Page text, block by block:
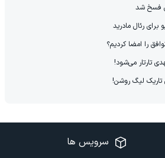
فسخ شد
برای رئال مادرید
را امضا کردیم؟
تارتار می‌شود!
تاریک لیگ روشن!
سرویس ها